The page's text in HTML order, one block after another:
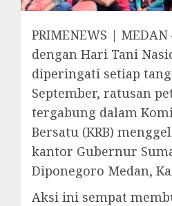
PRIMENEWS |
dengan Hari Tani
diperingati setiap
September, ratusan
tergabung dalam
Bersatu (KRB)
kantor Gubernur
Diponegoro Medan,
Aksi ini sempat